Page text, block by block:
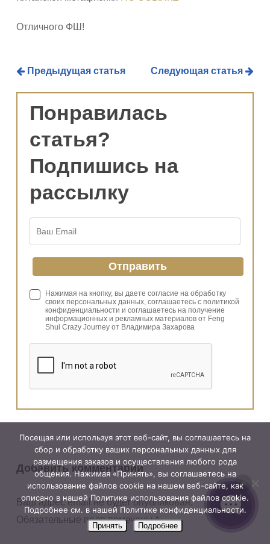
Отличного ФШ!
Предыдущая статья Следующая статья
Понравилась
статья?
Подпишись на
рассылку
Нажимая на кнопку, вы даете согласие на обработку
своих персональных данных, соглашаетесь с политикой
конфиденциальности и соглашаетесь на получение
информационных и рекламных материалов от Feng
Shui Crazy Journey от Владимира Захарова
Добавить комментарий
Ваш адрес email не будет опубликован.
Обязательные поля помечены*
Посещая или используя этот веб-сайт, вы соглашаетесь на
сбор и обработку ваших персональных данных для
размещения заказов и осуществления любого рода
общения. Нажимая «Принять», вы соглашаетесь на
использование файлов cookie на нашем веб-сайте, как
описано в нашей Политике использования файлов cookie.
Подробнее см. в нашей Политике конфиденциальности.
Принять Подробнее